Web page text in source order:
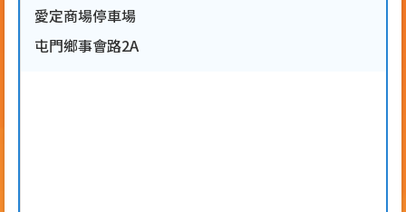
愛定商場停車場
屯門鄉事會路2A